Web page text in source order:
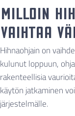
Milloin
vaihtaa
Hihnaohjain on
kulunut loppuun,
rakenteellisia
käytön jatkaminen
järjestelmälle.